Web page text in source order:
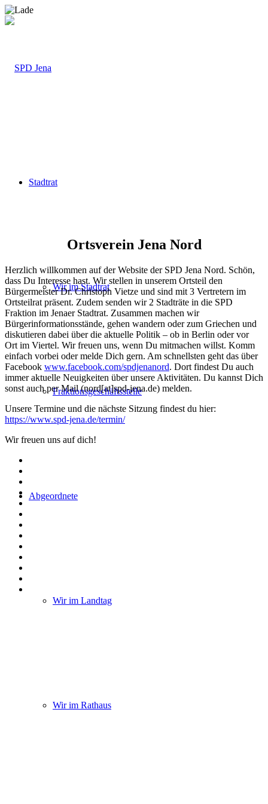
Stadtrat
Wir im Stadtrat
Fraktionsgeschäftsstelle
Abgeordnete
Wir im Landtag
Wir im Rathaus
Ortsverein Jena Nord
Herzlich willkommen auf der Website der SPD Jena Nord. Schön,
dass Du Interesse hast. Wir stellen in unserem Ortsteil den
Bürgermeister Dr. Christoph Vietze und sind mit 3 Vertretern im
Ortsteilrat präsent. Zudem senden wir 2 Stadträte in die SPD
Fraktion im Jenaer Stadtrat. Zusammen machen wir
Bürgerinformationsstände, gehen wandern oder zum Griechen und
diskutieren dabei über die aktuelle Politik – ob in Berlin oder vor
Ort im Viertel. Wir freuen uns, wenn Du mitmachen willst. Komm
einfach vorbei oder melde Dich gern. Am schnellsten geht das über
Facebook www.facebook.com/spdjenanord. Dort findest Du auch
immer aktuelle Neuigkeiten über unsere Aktivitäten. Du kannst Dich
sonst auch per Mail (nord[at]spd-jena.de) melden.
Unsere Termine und die nächste Sitzung findest du hier:
https://www.spd-jena.de/termin/
Wir freuen uns auf dich!